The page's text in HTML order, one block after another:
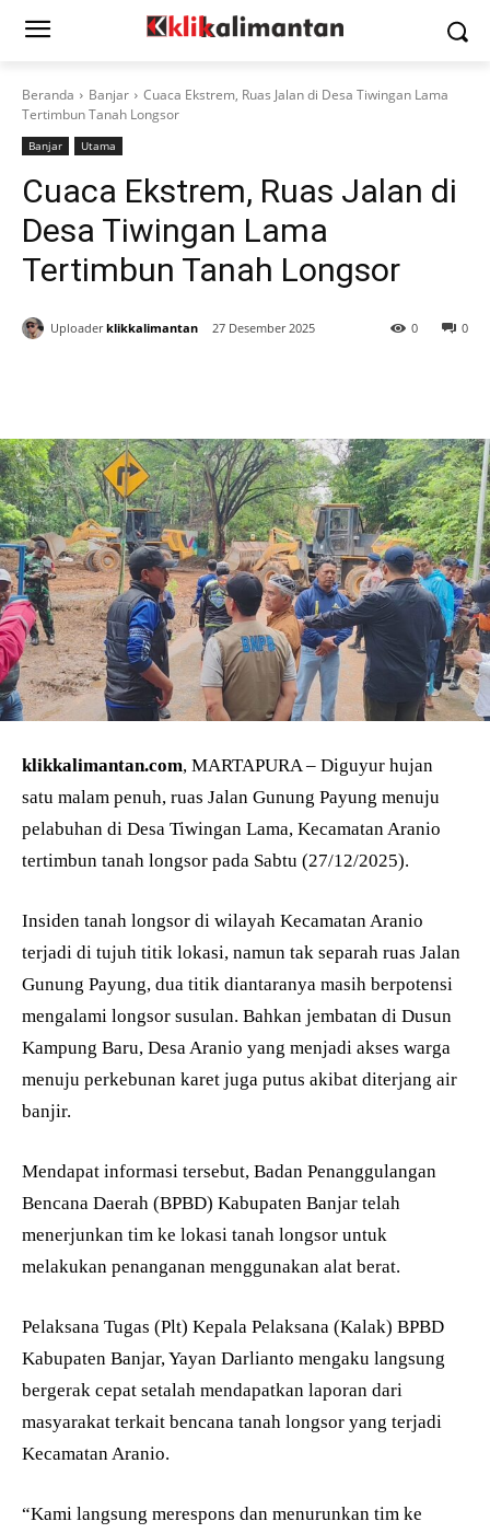
Beranda Banjar
Cuaca Ekstrem, Ruas Jalan di Desa Tiwingan Lama
Tertimbun Tanah Longsor
Banjar Utama
Cuaca Ekstrem, Ruas Jalan di
Desa Tiwingan Lama
Tertimbun Tanah Longsor
Uploader klikkalimantan 27 Desember 2025 0
0
klikkalimantan.com, MARTAPURA – Diguyur hujan
satu malam penuh, ruas Jalan Gunung Payung menuju
pelabuhan di Desa Tiwingan Lama, Kecamatan Aranio
tertimbun tanah longsor pada Sabtu (27/12/2025).
Insiden tanah longsor di wilayah Kecamatan Aranio
terjadi di tujuh titik lokasi, namun tak separah ruas Jalan
Gunung Payung, dua titik diantaranya masih berpotensi
mengalami longsor susulan. Bahkan jembatan di Dusun
Kampung Baru, Desa Aranio yang menjadi akses warga
menuju perkebunan karet juga putus akibat diterjang air
banjir.
Mendapat informasi tersebut, Badan Penanggulangan
Bencana Daerah (BPBD) Kabupaten Banjar telah
menerjunkan tim ke lokasi tanah longsor untuk
melakukan penanganan menggunakan alat berat.
Pelaksana Tugas (Plt) Kepala Pelaksana (Kalak) BPBD
Kabupaten Banjar, Yayan Darlianto mengaku langsung
bergerak cepat setalah mendapatkan laporan dari
masyarakat terkait bencana tanah longsor yang terjadi
Kecamatan Aranio.
“Kami langsung merespons dan menurunkan tim ke